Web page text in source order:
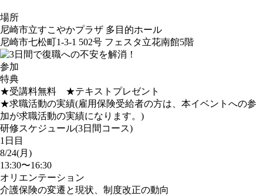
場所
尼崎市立すこやかプラザ 多目的ホール
尼崎市七松町1-3-1 502号 フェスタ立花南館5階
参加
特典
★受講料無料 ★テキストプレゼント
★求職活動の実績(雇用保険受給者の方は、本イベントへの参
加が求職活動の実績になります。)
研修スケジュール(3日間コース)
1日目
8/24(月)
13:30〜16:30
オリエンテーション
介護保険の変遷と現状、制度改正の動向